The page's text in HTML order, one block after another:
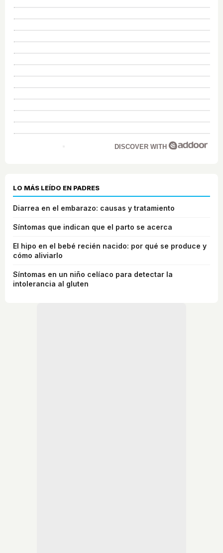
DISCOVER WITH
LO MÁS LEÍDO EN PADRES
Diarrea en el embarazo: causas y tratamiento
Síntomas que indican que el parto se acerca
El hipo en el bebé recién nacido: por qué se produce y
cómo aliviarlo
Síntomas en un niño celíaco para detectar la
intolerancia al gluten